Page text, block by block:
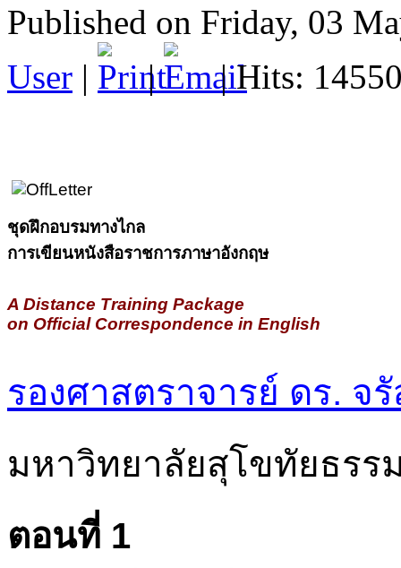
Published on Friday, 03
User | | | Hits:
ชุดฝึกอบรมทางไกล
การเขียนหนังสือราชการภาษาอังกฤษ
A Distance Training Package
on Official Correspondence in English
รองศาสตราจารย์ ดร. จ
มหาวิทยาลัยสุโขทัยธรร
ตอนที่ 1